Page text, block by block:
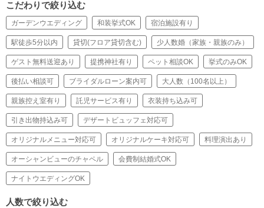
こだわりで絞り込む
ガーデンウエディング 和装挙式OK 宿泊施設有り
駅徒歩5分以内 貸切(フロア貸切含む) 少人数婚（家族・親族のみ）
ゲスト無料送迎あり 提携神社有り ペット相談OK 挙式のみOK
後払い相談可 ブライダルローン案内可 大人数（100名以上）
親族控え室有り 託児サービス有り 衣装持ち込み可
引き出物持込み可 デザートビュッフェ対応可
オリジナルメニュー対応可 オリジナルケーキ対応可 料理演出あり
オーシャンビューのチャペル 会費制結婚式OK
ナイトウエディングOK
人数で絞り込む